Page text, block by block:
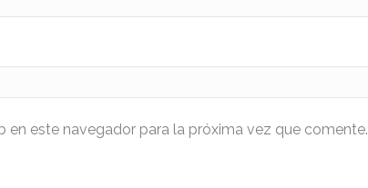
este navegador para la próxima vez que comente.